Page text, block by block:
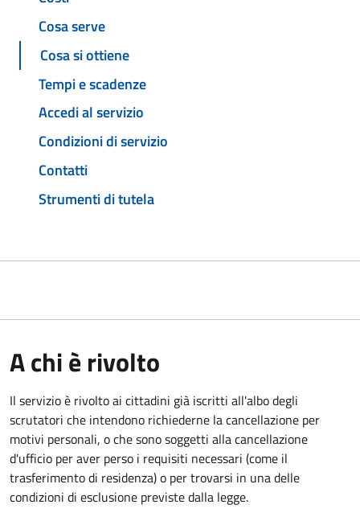
Cosa serve
Cosa si ottiene
Tempi e scadenze
Accedi al servizio
Condizioni di servizio
Contatti
Strumenti di tutela
A chi è rivolto
Il servizio è rivolto ai cittadini già iscritti all'albo degli
scrutatori che intendono richiederne la cancellazione per
motivi personali, o che sono soggetti alla cancellazione
d'ufficio per aver perso i requisiti necessari (come il
trasferimento di residenza) o per trovarsi in una delle
condizioni di esclusione previste dalla legge.